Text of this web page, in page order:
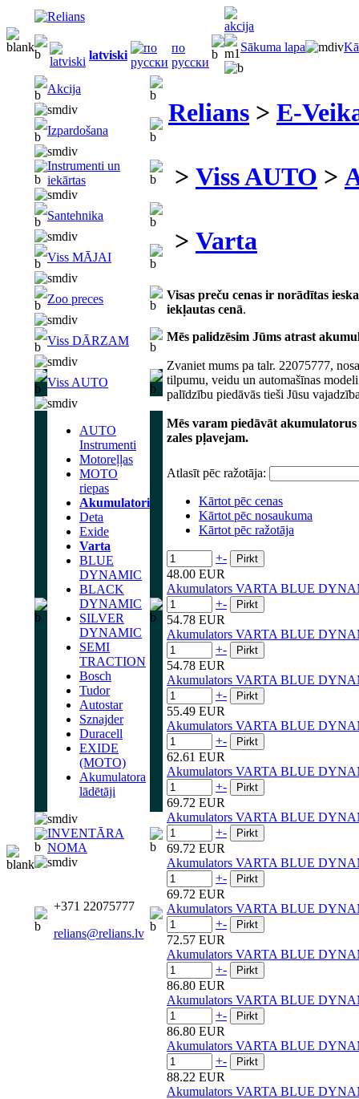
latviski
по
русски
Sākuma lapa
Akcija
Izpardošana
Instrumenti un
iekārtas
Santehnika
Viss MĀJAI
Zoo preces
Viss DĀRZAM
Viss AUTO
AUTO
Instrumenti
Motoreļļas
MOTO
riepas
Akumulatori
Deta
Exide
Varta
BLUE
DYNAMIC
BLACK
DYNAMIC
SILVER
DYNAMIC
SEMI
TRACTION
Bosch
Tudor
Autostar
Sznajder
Duracell
EXIDE
(MOTO)
Akumulatora
lādētāji
INVENTĀRA
NOMA
+371 22075777
relians@relians.lv
Relians > E-
> Viss AUTO >
> Varta
Visas preču cenas ir norādītas
iekļautas cenā.
Mēs palidzēsim Jūms atrast
Zvaniet mums pa talr. 22075777,
tilpumu, veidu un automašīnas
palīdzību piedāvās tieši Jūsu
Mēs varam piedāvāt
zales pļavejam.
Atlasīt pēc ražotāja:
Kārtot pēc cenas
Kārtot pēc nosaukuma
Kārtot pēc ražotāja
+-
48.00 EUR
Akumulators VARTA BLUE
+-
54.78 EUR
Akumulators VARTA BLUE
+-
54.78 EUR
Akumulators VARTA BLUE
+-
55.49 EUR
Akumulators VARTA BLUE
+-
62.61 EUR
Akumulators VARTA BLUE
+-
69.72 EUR
Akumulators VARTA BLUE
+-
69.72 EUR
Akumulators VARTA BLUE
+-
69.72 EUR
Akumulators VARTA BLUE
+-
72.57 EUR
Akumulators VARTA BLUE
+-
86.80 EUR
Akumulators VARTA BLUE
+-
86.80 EUR
Akumulators VARTA BLUE
+-
88.22 EUR
Akumulators VARTA BLUE